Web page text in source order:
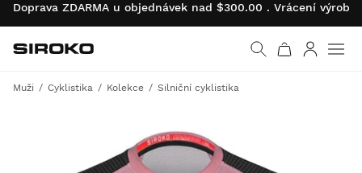
Doprava ZDARMA u objednávek nad $300.00 . Vrácení
Vrátit se na úvodní
Siroko.com
Muži Cyklistika Kolekce Silniční cyklistika